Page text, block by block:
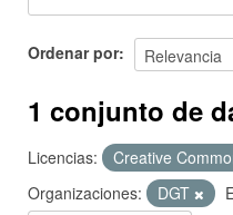
Ordenar por
1 conjunto de
Licencias:
Creative
Organizaciones:
DGT